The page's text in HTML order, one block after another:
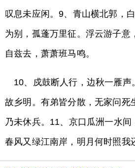
叹息未应闲。9、青山横北郭，
为别，孤蓬万里征。浮云游子意
自兹去，萧萧班马鸣。
10、戍鼓断人行，边秋一雁声
故乡明。有弟皆分散，无家问死
乃未休兵。11、京口瓜洲一水间
春风又绿江南岸，明月何时照我